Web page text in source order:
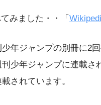
みました・・「
少年ジャンプの別冊に2
刊少年ジャンプに連載
されています。